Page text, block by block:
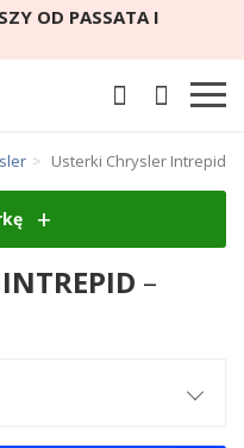
OD PASSATA I
Usterki Chrysler Intrepid
–